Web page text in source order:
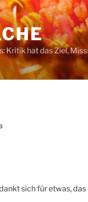
Kritik hat das Ziel,
sich für etwas,